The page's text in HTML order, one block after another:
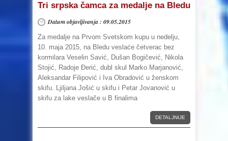
Tri srpska čamca za medalje na Bledu
Datum objavljivanja : 09.05.2015
Za medalje na Prvom Svetskom kupu u nedelju,
10. maja 2015, na Bledu veslaće četverac bez
kormilara Veselin Savić, Dušan Bogičević, Nikola
Stojić, Radoje Đerić, dubl skul Marko Marjanović,
Aleksandar Filipović i Iva Obradović u ženskom
skifu. Ljiljana Jošić u skifu i Petar Jovanović u
skifu za lake veslače u B finalima
DETALJNIJE